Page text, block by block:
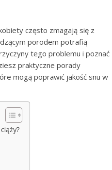
często zmagają się z
porodem potrafią
tego problemu i poznać
praktyczne porady
mogą poprawić jakość snu w